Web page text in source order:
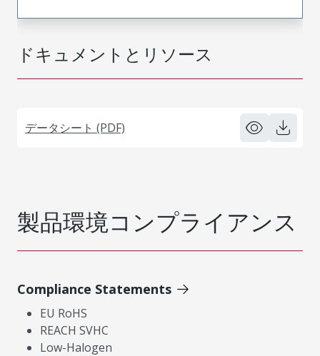
ドキュメントとリソース
データシート (PDF)
製品環境コンプライアンス
Compliance Statements
EU RoHS
REACH SVHC
Low-Halogen